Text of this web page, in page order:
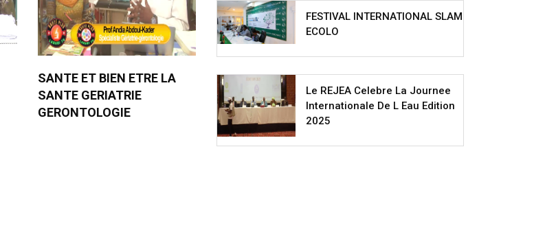
SANTE ET BIEN ETRE LA
SANTE GERIATRIE
GERONTOLOGIE
FESTIVAL INTERNATIONAL SLAM
ECOLO
Le REJEA Celebre La Journee
Internationale De L Eau Edition
2025